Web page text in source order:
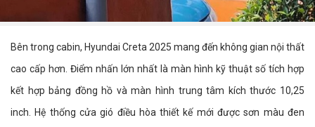
Bên trong cabin, Hyundai Creta 2025 mang đến không gian nội thất
cao cấp hơn. Điểm nhấn lớn nhất là màn hình kỹ thuật số tích hợp
kết hợp bảng đồng hồ và màn hình trung tâm kích thước 10,25
inch. Hệ thống cửa gió điều hòa thiết kế mới được sơn màu đen